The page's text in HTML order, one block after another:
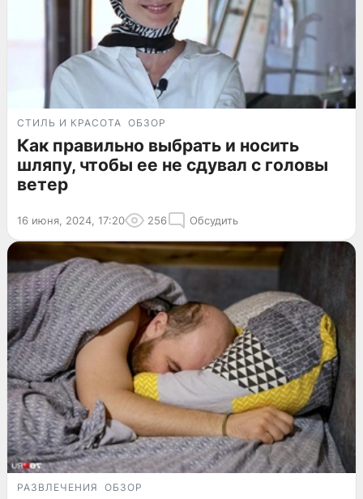
СТИЛЬ И КРАСОТА ОБЗОР
Как правильно выбрать и носить
шляпу, чтобы ее не сдувал с головы
ветер
16 июня, 2024, 17:20 256 Обсудить
РАЗВЛЕЧЕНИЯ ОБЗОР